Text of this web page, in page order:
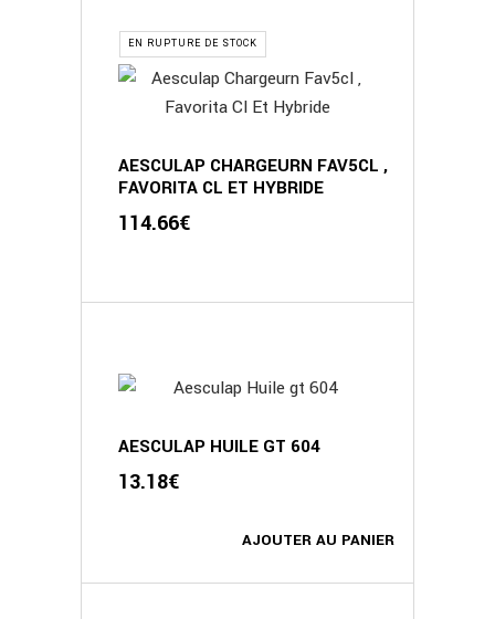
EN RUPTURE DE STOCK
AESCULAP CHARGEURN FAV5CL ,
FAVORITA CL ET HYBRIDE
114.66€
AJOUTER AU PANIER
AESCULAP HUILE GT 604
13.18€